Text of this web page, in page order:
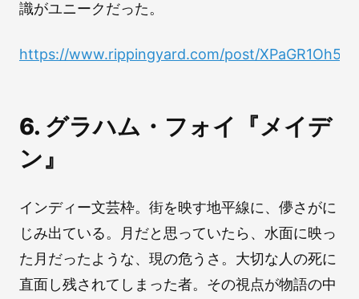
識がユニークだった。
https://www.rippingyard.com/post/
6. グラハム・フォイ『メイデ
ン』
インディー文芸枠。街を映す地平線に、儚さがに
じみ出ている。月だと思っていたら、水面に映っ
た月だったような、現の危うさ。大切な人の死に
直面し残されてしまった者。その視点が物語の中